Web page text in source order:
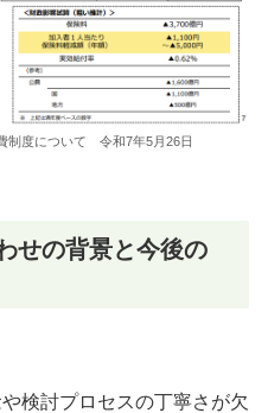
制度について 令和7年5月26日
せの背景と今後の
検討プロセスの丁寧さが欠